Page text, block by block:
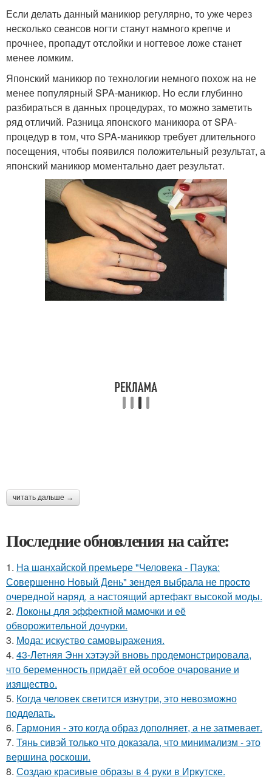
Если делать данный маникюр регулярно, то уже через
несколько сеансов ногти станут намного крепче и
прочнее, пропадут отслойки и ногтевое ложе станет
менее ломким.
Японский маникюр по технологии немного похож на не
менее популярный SPA-маникюр. Но если глубинно
разбираться в данных процедурах, то можно заметить
ряд отличий. Разница японского маникюра от SPA-
процедур в том, что SPA-маникюр требует длительного
посещения, чтобы появился положительный результат, а
японский маникюр моментально дает результат.
читать дальше →
Последние обновления на сайте:
1. На шанхайской премьере "Человека - Паука:
Совершенно Новый День" зендея выбрала не просто
очередной наряд, а настоящий артефакт высокой моды.
2. Локоны для эффектной мамочки и её
обворожительной дочурки.
3. Мода: искуство самовыражения.
4. 43-Летняя Энн хэтэуэй вновь продемонстрировала,
что беременность придаёт ей особое очарование и
изящество.
5. Когда человек светится изнутри, это невозможно
подделать.
6. Гармония - это когда образ дополняет, а не затмевает.
7. Тянь сивэй только что доказала, что минимализм - это
вершина роскоши.
8. Создаю красивые образы в 4 руки в Иркутске.